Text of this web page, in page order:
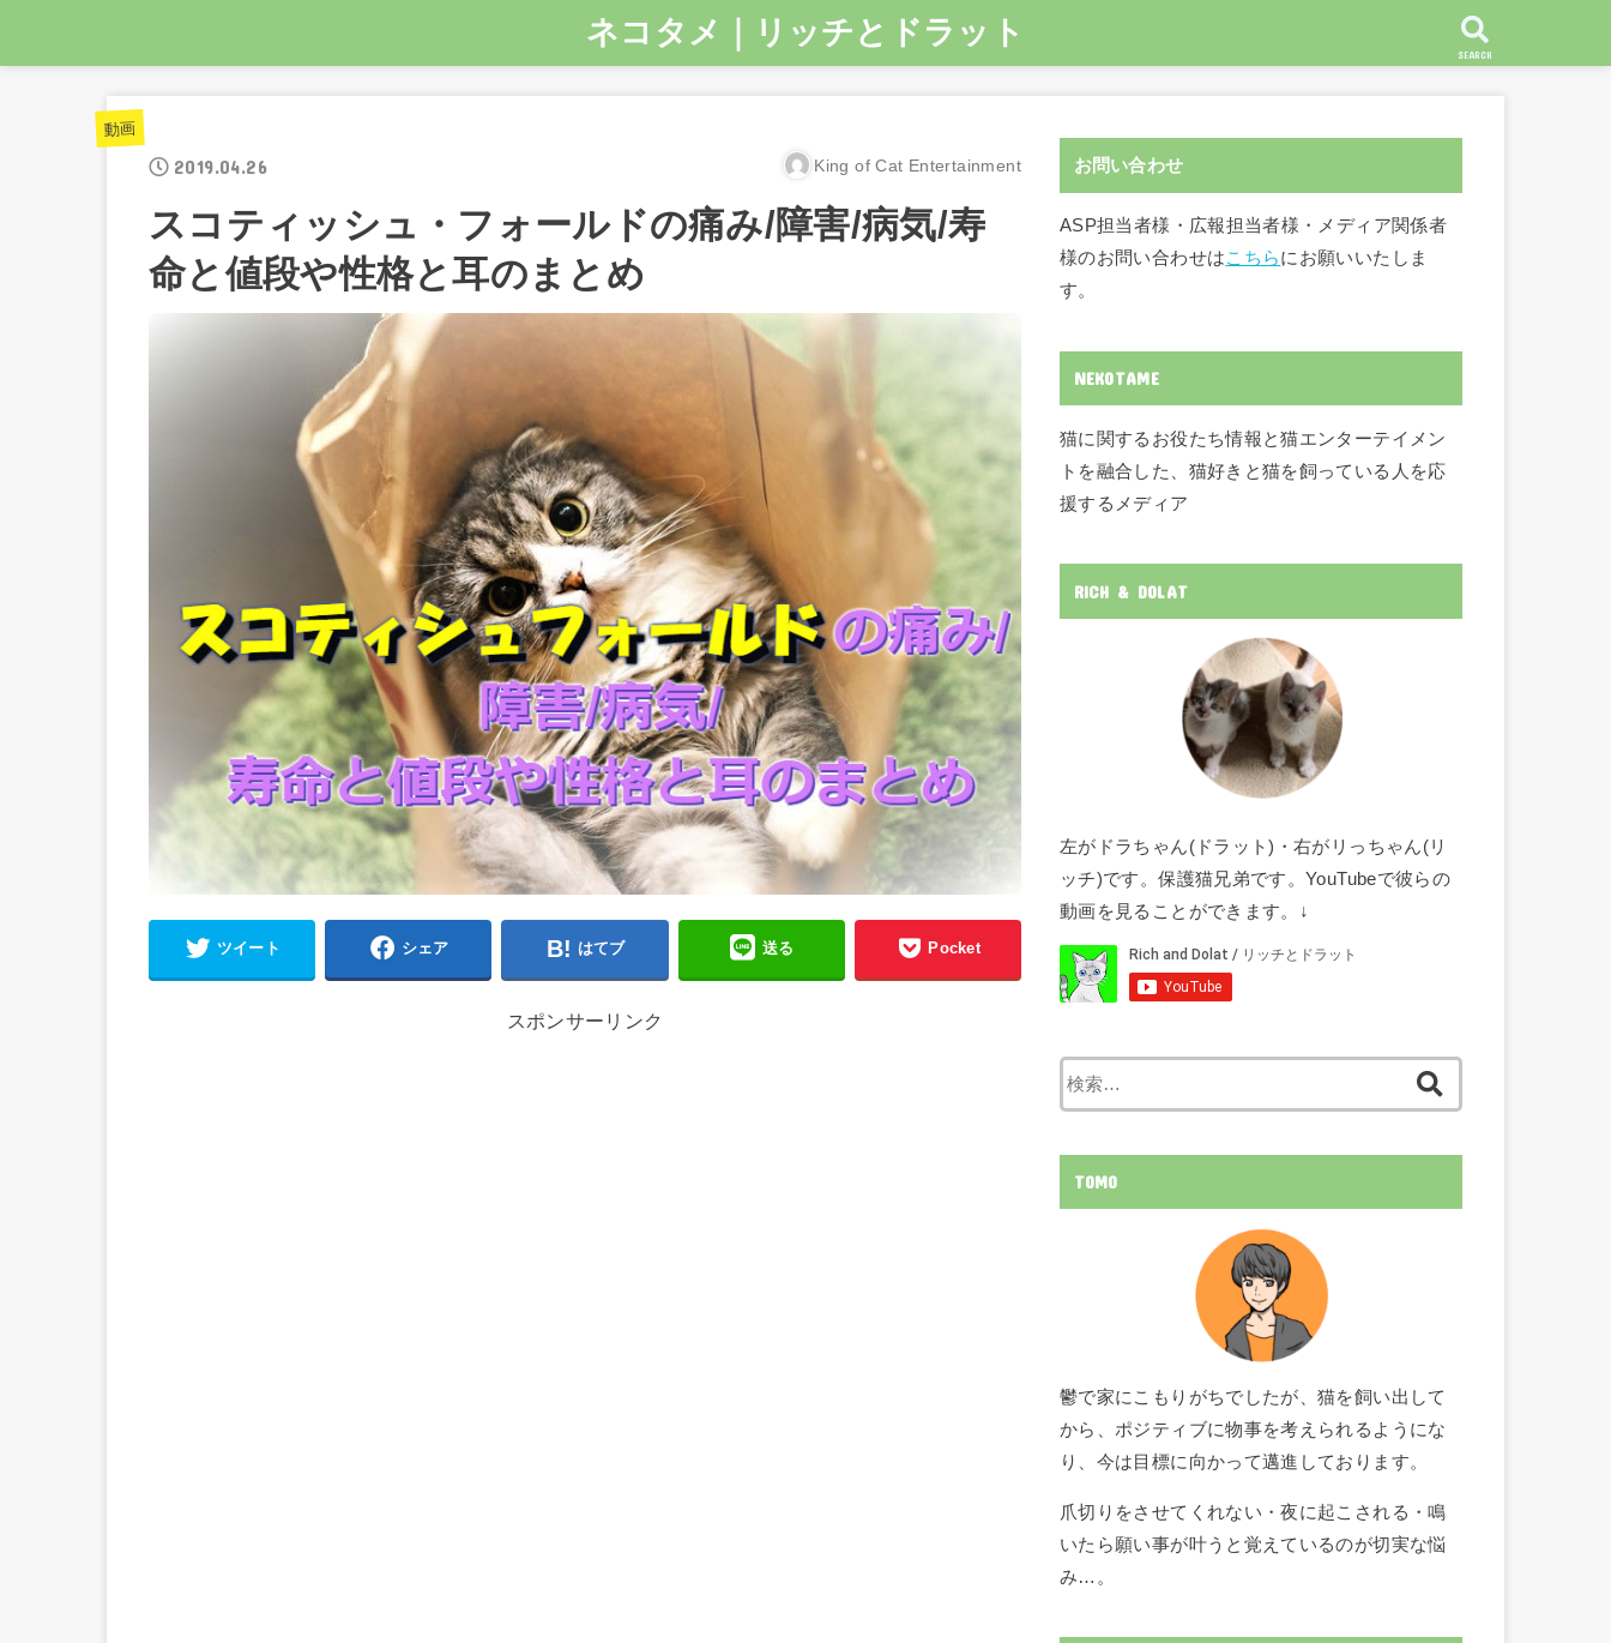
ネコタメ｜リッチとドラット
SEARCH
動画
2019.04.26 King of Cat Entertainment
スコティッシュ・フォールドの痛み/障害/病気/寿
命と値段や性格と耳のまとめ
ツイート シェア はてブ 送る Pocket
スポンサーリンク
お問い合わせ
ASP担当者様・広報担当者様・メディア関係者
様のお問い合わせはこちらにお願いいたしま
す。
NEKOTAME
猫に関するお役たち情報と猫エンターテイメン
トを融合した、猫好きと猫を飼っている人を応
援するメディア
RICH & DOLAT
左がドラちゃん(ドラット)・右がリっちゃん(リ
ッチ)です。保護猫兄弟です。YouTubeで彼らの
動画を見ることができます。↓
索:
TOMO
鬱で家にこもりがちでしたが、猫を飼い出して
から、ポジティブに物事を考えられるようにな
り、今は目標に向かって邁進しております。
爪切りをさせてくれない・夜に起こされる・鳴
いたら願い事が叶うと覚えているのが切実な悩
み…。